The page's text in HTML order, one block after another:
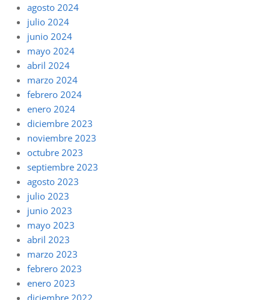
agosto 2024
julio 2024
junio 2024
mayo 2024
abril 2024
marzo 2024
febrero 2024
enero 2024
diciembre 2023
noviembre 2023
octubre 2023
septiembre 2023
agosto 2023
julio 2023
junio 2023
mayo 2023
abril 2023
marzo 2023
febrero 2023
enero 2023